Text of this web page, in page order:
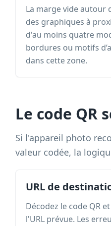
La marge vide autour
des graphiques à
d'au moins quatre
bordures ou motifs
dans cette zone.
Le code QR
Si l'appareil photo
valeur codée, la
URL de
Décodez le code QR
l'URL prévue. Les